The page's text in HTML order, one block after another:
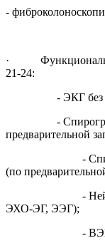
-
·
21-24:
- ЭКГ без
- Спирография
предварительной
-
(по
-
ЭХО-ЭГ, ЭЭГ);
- ВЭМ (по